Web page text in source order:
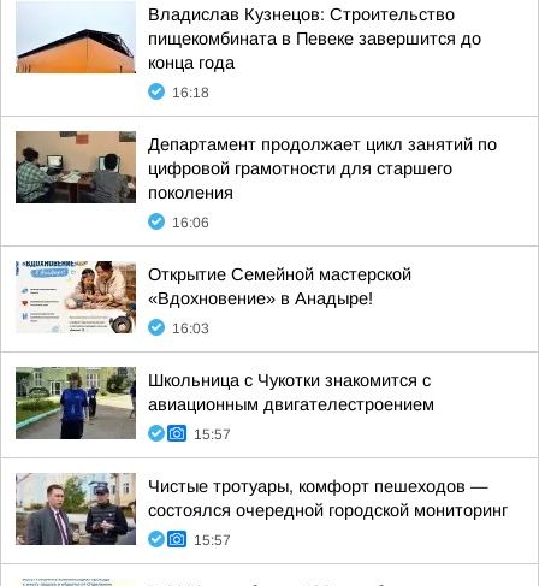
Владислав Кузнецов: Строительство
пищекомбината в Певеке завершится до
конца года
16:18
Департамент продолжает цикл занятий по
цифровой грамотности для старшего
поколения
16:06
Открытие Семейной мастерской
«Вдохновение» в Анадыре!
16:03
Школьница с Чукотки знакомится с
авиационным двигателестроением
15:57
Чистые тротуары, комфорт пешеходов —
состоялся очередной городской мониторинг
15:57